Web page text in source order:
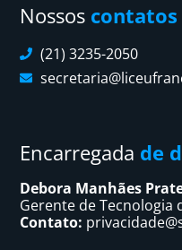
Nossos contatos
(21) 3235-2050
Encarregada de
Debora Manhães
Gerente de Tecnologia
Contato: